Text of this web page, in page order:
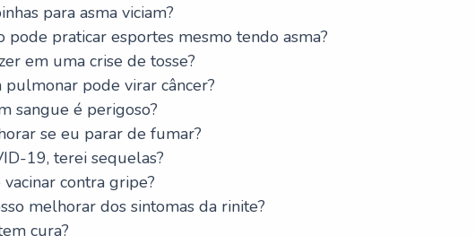
para asma viciam?
pode praticar esportes mesmo tendo asma?
em uma crise de tosse?
pulmonar pode virar câncer?
sangue é perigoso?
se eu parar de fumar?
19, terei sequelas?
contra gripe?
melhorar dos sintomas da rinite?
cura?